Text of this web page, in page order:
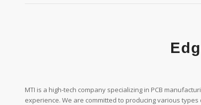
MTI is a high-tech company specializing in PCB
experience. We are committed to producing various